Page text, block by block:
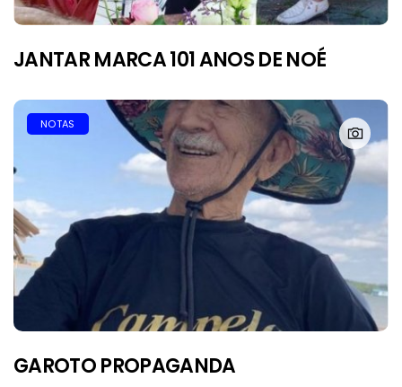
JANTAR MARCA 101 ANOS DE NOÉ
NOTAS
GAROTO PROPAGANDA